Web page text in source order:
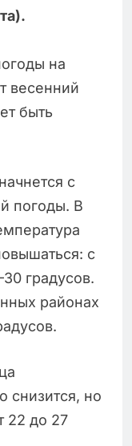
на
весенний
быть
с
погоды. В
с
градусов.
районах
снизится, но
22 до 27